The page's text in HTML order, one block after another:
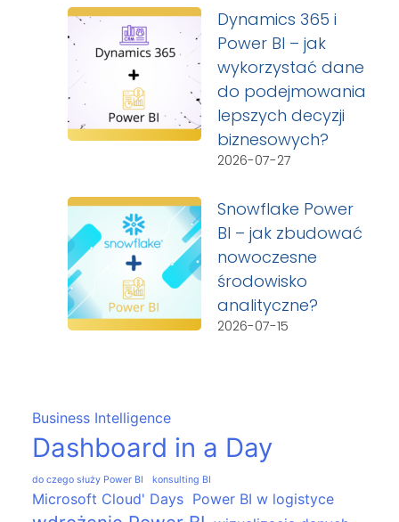
Dynamics 365 i
Power BI – jak
wykorzystać dane
do podejmowania
lepszych decyzji
biznesowych?
2026-07-27
Snowflake Power
BI – jak zbudować
nowoczesne
środowisko
analityczne?
2026-07-15
Business Intelligence
Dashboard in a Day
do czego służy Power BI konsulting BI
Microsoft Cloud' Days Power BI w logistyce